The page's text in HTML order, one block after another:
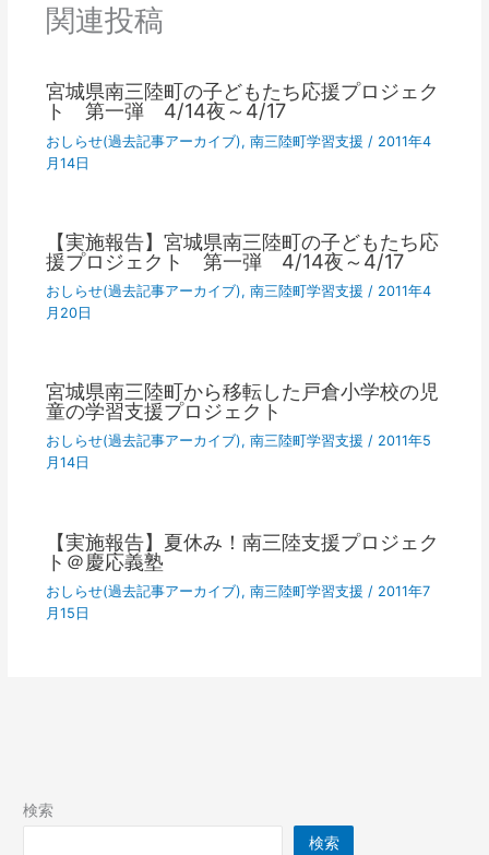
関連投稿
宮城県南三陸町の子どもたち応援プロジェク
ト 第一弾 4/14夜～4/17
おしらせ(過去記事アーカイブ), 南三陸町学習支援 / 2011年4
月14日
【実施報告】宮城県南三陸町の子どもたち応
援プロジェクト 第一弾 4/14夜～4/17
おしらせ(過去記事アーカイブ), 南三陸町学習支援 / 2011年4
月20日
宮城県南三陸町から移転した戸倉小学校の児
童の学習支援プロジェクト
おしらせ(過去記事アーカイブ), 南三陸町学習支援 / 2011年5
月14日
【実施報告】夏休み！南三陸支援プロジェク
ト＠慶応義塾
おしらせ(過去記事アーカイブ), 南三陸町学習支援 / 2011年7
月15日
検索
検索